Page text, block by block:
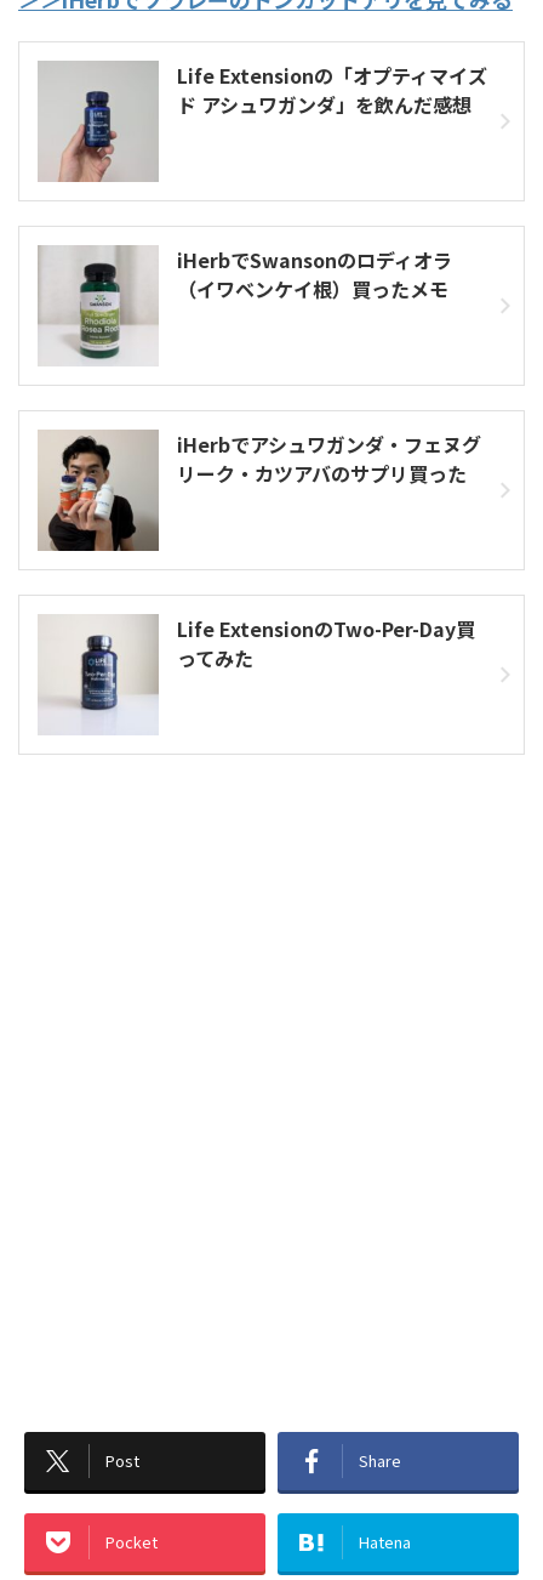
Life Extensionの「オプティマイズ
ド アシュワガンダ」を飲んだ感想
iHerbでSwansonのロディオラ
（イワベンケイ根）買ったメモ
iHerbでアシュワガンダ・フェヌグ
リーク・カツアバのサプリ買った
Life ExtensionのTwo-Per-Day買
ってみた
Post Share
Pocket Hatena